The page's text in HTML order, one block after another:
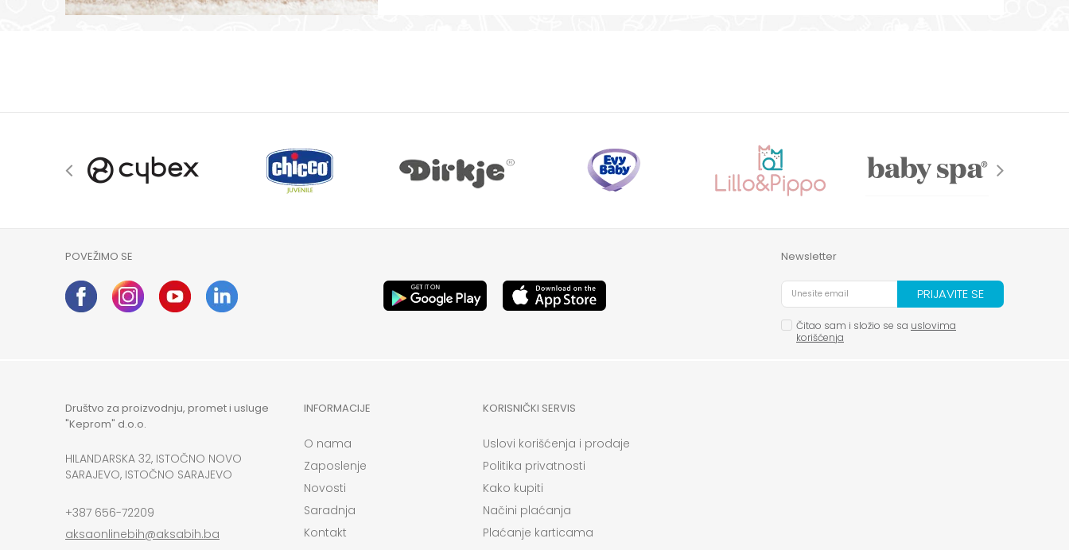
POVEŽIMO SE Newsletter
PRIJAVITE SE
Čitao sam i složio se sa uslovima
korišćenja
Društvo za proizvodnju, promet i usluge
"Keprom" d.o.o.
HILANDARSKA 32, ISTOČNO NOVO
SARAJEVO, ISTOČNO SARAJEVO
+387 656-72209
aksaonlinebih@aksabih.ba
INFORMACIJE
O nama
Zaposlenje
Novosti
Saradnja
Kontakt
KORISNIČKI SERVIS
Uslovi korišćenja i prodaje
Politika privatnosti
Kako kupiti
Načini plaćanja
Plaćanje karticama